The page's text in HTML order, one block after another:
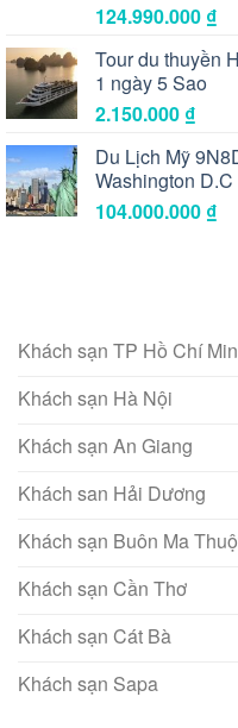
124.990.000 ₫
Tour du thuyền
1 ngày 5 Sao
2.150.000 ₫
Du Lịch Mỹ
Washington D.C
104.000.000 ₫
Khách sạn TP Hồ Chí
Khách sạn Hà Nội
Khách sạn An Giang
Khách san Hải Dương
Khách sạn Buôn Ma
Khách sạn Cần Thơ
Khách sạn Cát Bà
Khách sạn Sapa